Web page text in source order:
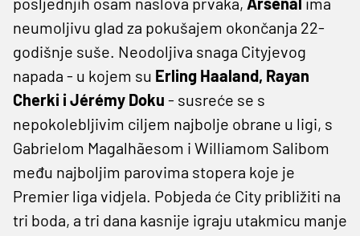
neumoljivu glad za pokušajem okončanja 22-
godišnje suše. Neodoljiva snaga Cityjevog
napada - u kojem su Erling Haaland, Rayan
Cherki i Jérémy Doku - susreće se s
nepokolebljivim ciljem najbolje obrane u ligi, s
Gabrielom Magalhãesom i Williamom Salibom
među najboljim parovima stopera koje je
Premier liga vidjela. Pobjeda će City približiti na
tri boda, a tri dana kasnije igraju utakmicu manje